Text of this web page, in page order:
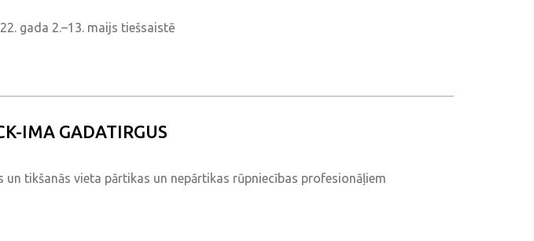
gada 2.–13. maijs tiešsaistē
IMA GADATIRGUS
tikšanās vieta pārtikas un nepārtikas rūpniecības profesionāļiem